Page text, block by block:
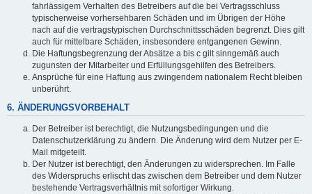
fahrlässigem Verhalten des Betreibers auf die bei Vertragsschluss
typischerweise vorhersehbaren Schäden und im Übrigen der Höhe
nach auf die vertragstypischen Durchschnittsschäden begrenzt. Dies gilt
auch für mittelbare Schäden, insbesondere entgangenen Gewinn.
Die Haftungsbegrenzung der Absätze a bis c gilt sinngemäß auch
zugunsten der Mitarbeiter und Erfüllungsgehilfen des Betreibers.
Ansprüche für eine Haftung aus zwingendem nationalem Recht bleiben
unberührt.
6. ÄNDERUNGSVORBEHALT
Der Betreiber ist berechtigt, die Nutzungsbedingungen und die
Datenschutzerklärung zu ändern. Die Änderung wird dem Nutzer per E-
Mail mitgeteilt.
Der Nutzer ist berechtigt, den Änderungen zu widersprechen. Im Falle
des Widerspruchs erlischt das zwischen dem Betreiber und dem Nutzer
bestehende Vertragsverhältnis mit sofortiger Wirkung.